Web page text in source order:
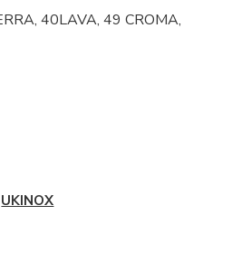
40LAVA, 49 CROMA,
UKINOX